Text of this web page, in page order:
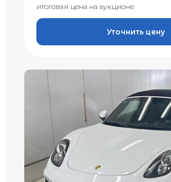
итоговая цена на аукционе
Уточнить цену